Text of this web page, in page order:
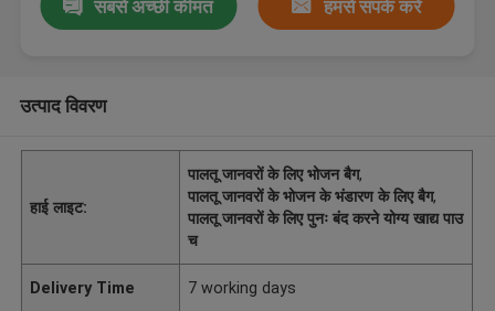
सबसे अच्छी कीमत हमसे संपर्क करें
उत्पाद विवरण
हाई लाइट:
पालतू जानवरों के लिए भोजन बैग,
पालतू जानवरों के भोजन के भंडारण के लिए बैग,
पालतू जानवरों के लिए पुनः बंद करने योग्य खाद्य पाउ
च
Delivery Time 7 working days